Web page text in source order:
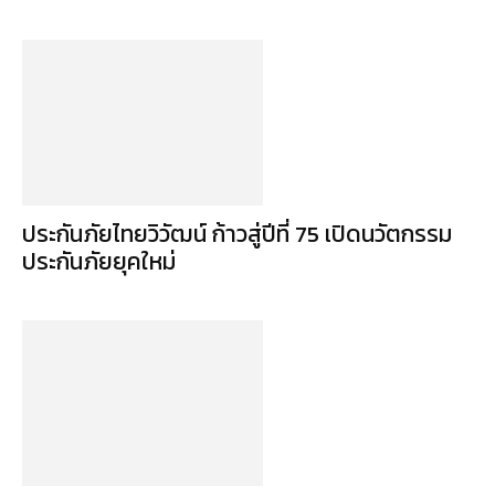
ประกันภัยไทยวิวัฒน์ ก้าวสู่ปีที่ 75 เปิดนวัตกรรม
ประกันภัยยุคใหม่